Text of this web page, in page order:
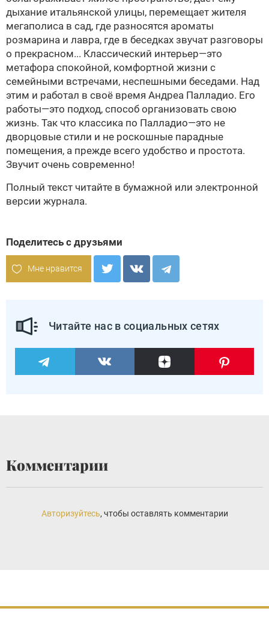
дыхание итальянской улицы, перемещает жителя
мегаполиса в сад, где разносятся ароматы
розмарина и лавра, где в беседках звучат разговоры
о прекрасном... Классический интерьер—это
метафора спокойной, комфортной жизни с
семейными встречами, неспешными беседами. Над
этим и работал в своё время Андреа Палладио. Его
работы—это подход, способ организовать свою
жизнь. Так что классика по Палладио—это не
дворцовые стили и не роскошные парадные
помещения, а прежде всего удобство и простота.
Звучит очень современно!
Полный текст читайте в бумажной или электронной
версии журнала.
Поделитесь с друзьями
Мне нравится
Читайте нас в социальных сетях
Комментарии
Авторизуйтесь, чтобы оставлять комментарии